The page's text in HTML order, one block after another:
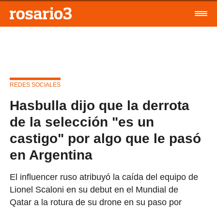
REDES SOCIALES
Hasbulla dijo que la derrota
de la selección "es un
castigo" por algo que le pasó
en Argentina
El influencer ruso atribuyó la caída del equipo de
Lionel Scaloni en su debut en el Mundial de
Qatar a la rotura de su drone en su paso por